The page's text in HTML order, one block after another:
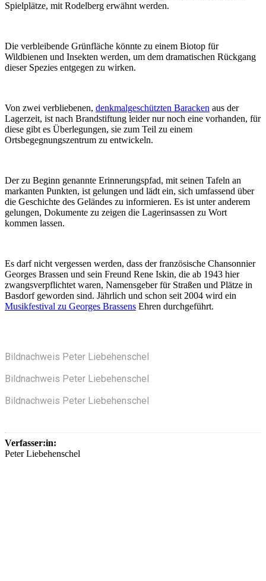
Spielplätze, mit Rodelberg erwähnt werden.
Die verbleibende Grünfläche könnte zu einem Biotop für
Wildbienen und Insekten werden, um dem dramatischen Rückgang
dieser Spezies entgegen zu wirken.
Von zwei verbliebenen, denkmalgeschützten Baracken aus der
Lagerzeit, ist nach Brandstiftung leider nur noch eine vorhanden, für
diese gibt es Überlegungen, sie zum Teil zu einem
Ortsbegegnungszentrum zu entwickeln.
Der zu Beginn genannte Erinnerungspfad, mit seinen Tafeln an
markanten Punkten, ist gelungen und lädt ein, sich umfassend über
die Geschichte des Geländes zu informieren. Es ist unter anderem
gelungen, Dokumente zu zeigen die Lagerinsassen zu Wort
kommen lassen.
Es darf nicht vergessen werden, dass der französische Chansonnier
Georges Brassen und sein Freund Rene Iskin, die ab 1943 hier
zwangsverpflichtet waren, Namensgeber für Straßen und Plätze in
Basdorf geworden sind. Jährlich und schon seit 2004 wird ein
Musikfestival zu Georges Brassens Ehren durchgeführt.
Bildnachweis Peter Liebehenschel
Bildnachweis Peter Liebehenschel
Bildnachweis Peter Liebehenschel
Verfasser:in:
Peter Liebehenschel